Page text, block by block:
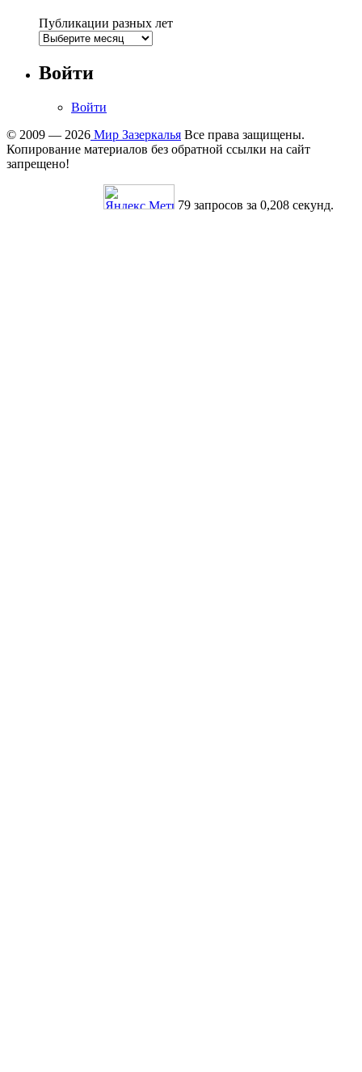
Публикации разных лет
Войти
Войти
© 2009 — 2026 Мир Зазеркалья Все права защищены.
Копирование материалов без обратной ссылки на сайт
запрещено!
79 запросов за 0,208 секунд.